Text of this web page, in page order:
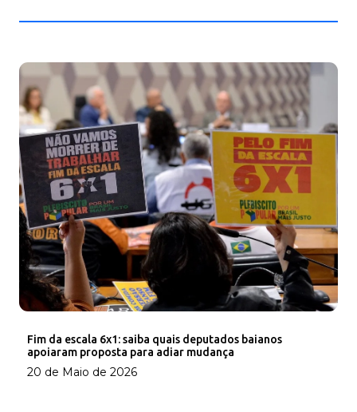
Fim da escala 6x1: saiba quais deputados baianos
apoiaram proposta para adiar mudança
20 de Maio de 2026